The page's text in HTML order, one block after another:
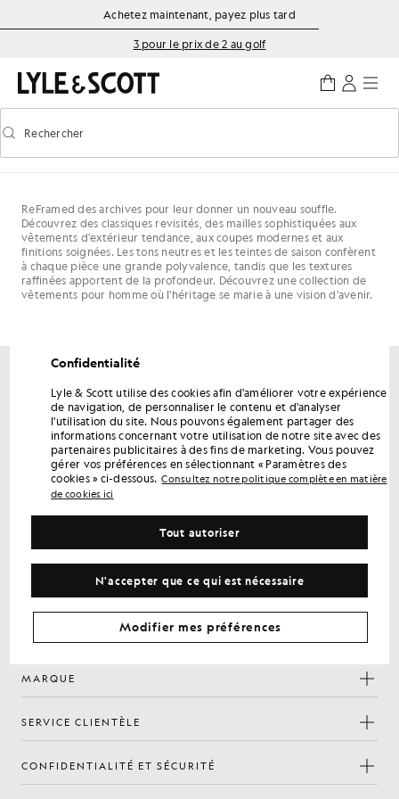
Aller directement au contenu principal
Informations sur l'accessibilité
Achetez maintenant, payez plus tard
3 pour le prix de 2 au golf
Activer/désactiver la recherche prédictive
Rechercher
ReFramed des archives pour leur donner un nouveau souffle.
Découvrez des classiques revisités, des mailles sophistiquées aux
vêtements d'extérieur tendance, aux coupes modernes et aux
finitions soignées. Les tons neutres et les teintes de saison confèrent
à chaque pièce une grande polyvalence, tandis que les textures
raffinées apportent de la profondeur. Découvrez une collection de
vêtements pour homme où l'héritage se marie à une vision d'avenir.
Bénéficiez de 15 % de réduction sur votre
première commande
Inscrivez-vous pour bénéficier d'offres réservées aux
membres, d'un accès en avant-première et de récompenses.
Adresse e-mail
En vous inscrivant, vous confirmez avoir lu et accepté notre
confidentialité
Préférences en matière de cookies
Facebook
Instagram
YouTube
TikTok
MARQUE
SERVICE CLIENTÈLE
CONFIDENTIALITÉ ET SÉCURITÉ
Confidentialité
Lyle & Scott utilise des cookies afin d'améliorer votre expérience
de navigation, de personnaliser le contenu et d'analyser
l'utilisation du site. Nous pouvons également partager des
informations concernant votre utilisation de notre site avec des
partenaires publicitaires à des fins de marketing. Vous pouvez
gérer vos préférences en sélectionnant « Paramètres des
cookies » ci-dessous. Consultez notre politique complète en matière
de cookies ici
N'accepter que ce qui est nécessaire
Tout autoriser
Modifier mes préférences